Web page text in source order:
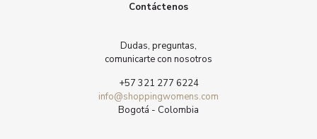
Contáctenos
Dudas, preguntas,
comunicarte con nosotros
+57 321 277 6224
info@shoppingwomens.com
Bogotá - Colombia